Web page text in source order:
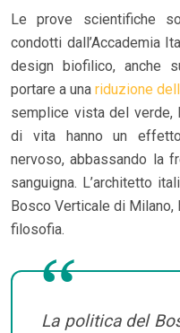
Le prove scientifiche
condotti dall’Accademia
design biofilico, anche
portare a unariduzione
semplice vista del verde,
di vita hanno un
nervoso, abbassando la
sanguigna. L’architetto
Bosco Verticale di
filosofia.
La politica del